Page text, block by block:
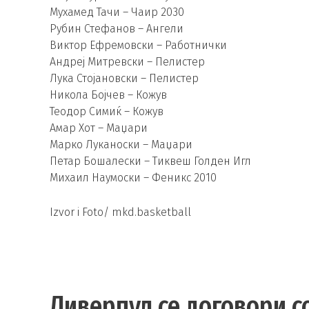
Мухамед Тачи – Чаир 2030
Рубин Стефанов – Ангели
Виктор Ефремовски – Работнички
Андреј Митревски – Пелистер
Лука Стојановски – Пелистер
Никола Бојчев – Кожув
Теодор Симиќ – Кожув
Амар Хот – Маџари
Марко Луканоски – Маџари
Петар Бошалески – Тиквеш Голден Игл
Михаил Наумоски – Феникс 2010
Izvor i Foto/ mkd.basketball